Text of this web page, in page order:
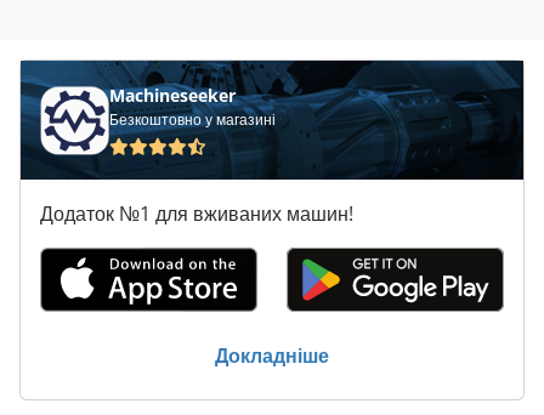
Machineseeker
Безкоштовно у магазині
Додаток №1 для вживаних машин!
Докладніше